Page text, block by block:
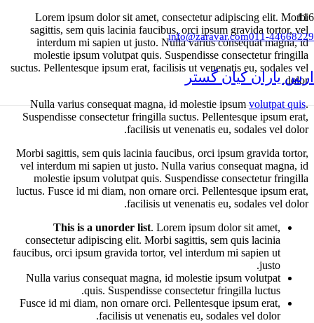
011-44668229
info@zaravar.com
ارس یاران کیان گستر
Lorem ipsum dolor sit amet, consectetur adipiscing elit. Morbi
sagittis, sem quis lacinia faucibus, orci ipsum gravida tortor, vel
interdum mi sapien ut justo. Nulla varius consequat magna, id
molestie ipsum volutpat quis. Suspendisse consectetur fringilla
suctus. Pellentesque ipsum erat, facilisis ut venenatis eu, sodales vel
dolor.
Nulla varius consequat magna, id molestie ipsum volutpat quis.
Suspendisse consectetur fringilla suctus. Pellentesque ipsum erat,
facilisis ut venenatis eu, sodales vel dolor.
Morbi sagittis, sem quis lacinia faucibus, orci ipsum gravida tortor,
vel interdum mi sapien ut justo. Nulla varius consequat magna, id
molestie ipsum volutpat quis. Suspendisse consectetur fringilla
luctus. Fusce id mi diam, non ornare orci. Pellentesque ipsum erat,
facilisis ut venenatis eu, sodales vel dolor.
This is a unorder list. Lorem ipsum dolor sit amet,
consectetur adipiscing elit. Morbi sagittis, sem quis lacinia
faucibus, orci ipsum gravida tortor, vel interdum mi sapien ut
justo.
Nulla varius consequat magna, id molestie ipsum volutpat
quis. Suspendisse consectetur fringilla luctus.
Fusce id mi diam, non ornare orci. Pellentesque ipsum erat,
facilisis ut venenatis eu, sodales vel dolor.